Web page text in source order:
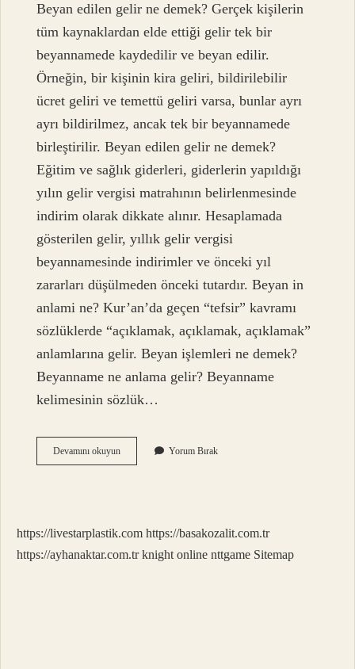
Beyan edilen gelir ne demek? Gerçek kişilerin
tüm kaynaklardan elde ettiği gelir tek bir
beyannamede kaydedilir ve beyan edilir.
Örneğin, bir kişinin kira geliri, bildirilebilir
ücret geliri ve temettü geliri varsa, bunlar ayrı
ayrı bildirilmez, ancak tek bir beyannamede
birleştirilir. Beyan edilen gelir ne demek?
Eğitim ve sağlık giderleri, giderlerin yapıldığı
yılın gelir vergisi matrahının belirlenmesinde
indirim olarak dikkate alınır. Hesaplamada
gösterilen gelir, yıllık gelir vergisi
beyannamesinde indirimler ve önceki yıl
zararları düşülmeden önceki tutardır. Beyan in
anlami ne? Kur’an’da geçen “tefsir” kavramı
sözlüklerde “açıklamak, açıklamak, açıklamak”
anlamlarına gelir. Beyan işlemleri ne demek?
Beyanname ne anlama gelir? Beyanname
kelimesinin sözlük…
Devamını okuyunBeyan
Edilmesi
Yorum Bırak
https://livestarplastik.com https://basakozalit.com.tr
https://ayhanaktar.com.tr knight online nttgame Sitemap